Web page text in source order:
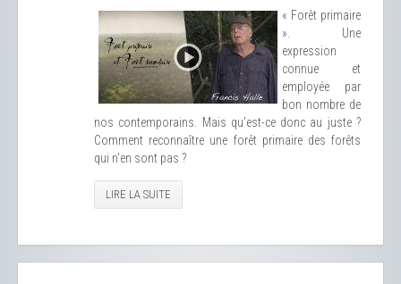
« Forêt primaire
». Une
expression
connue et
employée par
bon nombre de
nos contemporains. Mais qu'est-ce donc au juste ?
Comment reconnaître une forêt primaire des forêts
qui n'en sont pas ?
LIRE LA SUITE